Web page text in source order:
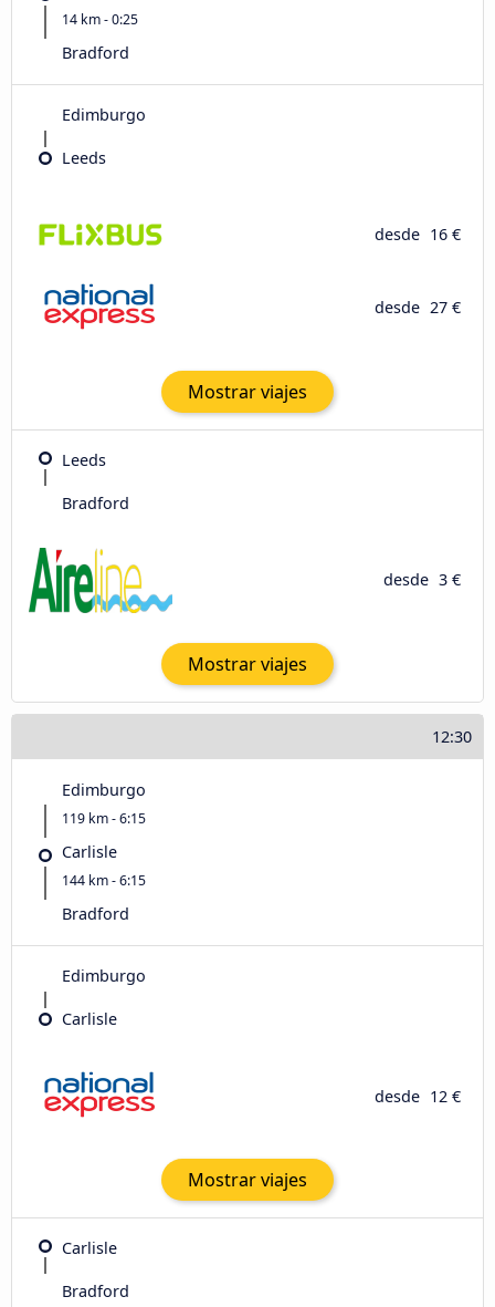
14 km - 0:25
Bradford
Edimburgo
Leeds
desde 16 €
desde 27 €
Mostrar viajes
Leeds
Bradford
desde 3 €
Mostrar viajes
12:30
Edimburgo
119 km - 6:15
Carlisle
144 km - 6:15
Bradford
Edimburgo
Carlisle
desde 12 €
Mostrar viajes
Carlisle
Bradford